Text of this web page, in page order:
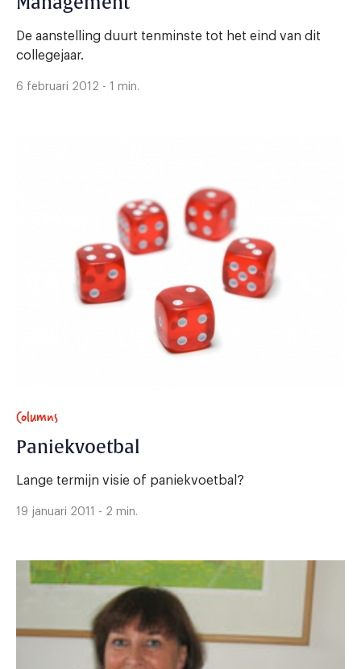
De aanstelling duurt tenminste tot het eind van dit
collegejaar.
6 februari 2012 - 1 min.
Columns
Paniekvoetbal
Lange termijn visie of paniekvoetbal?
19 januari 2011 - 2 min.